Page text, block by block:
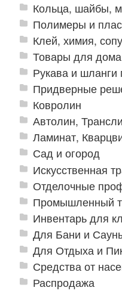
Кольца, шайбы,
Полимеры и
Клей, химия,
Товары для дома
Рукава и
Придверные
Ковролин
Автолин,
Ламинат,
Сад и огород
Искусственная
Отделочные
Промышленный
Инвентарь для
Для Бани и
Для Отдыха и
Средства от
Распродажа